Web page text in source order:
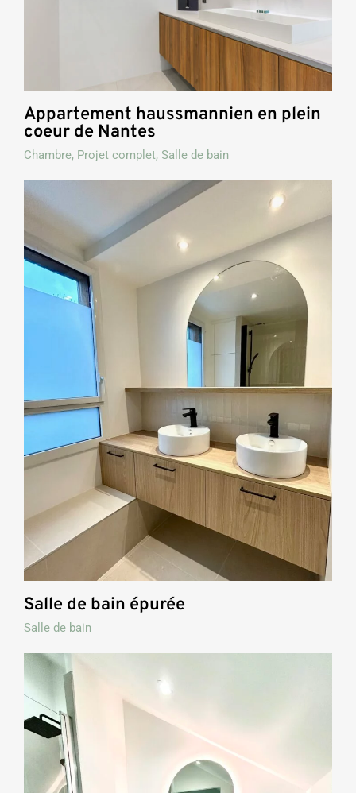
Appartement haussmannien en plein
coeur de Nantes
Chambre, Projet complet, Salle de bain
Salle de bain épurée
Salle de bain